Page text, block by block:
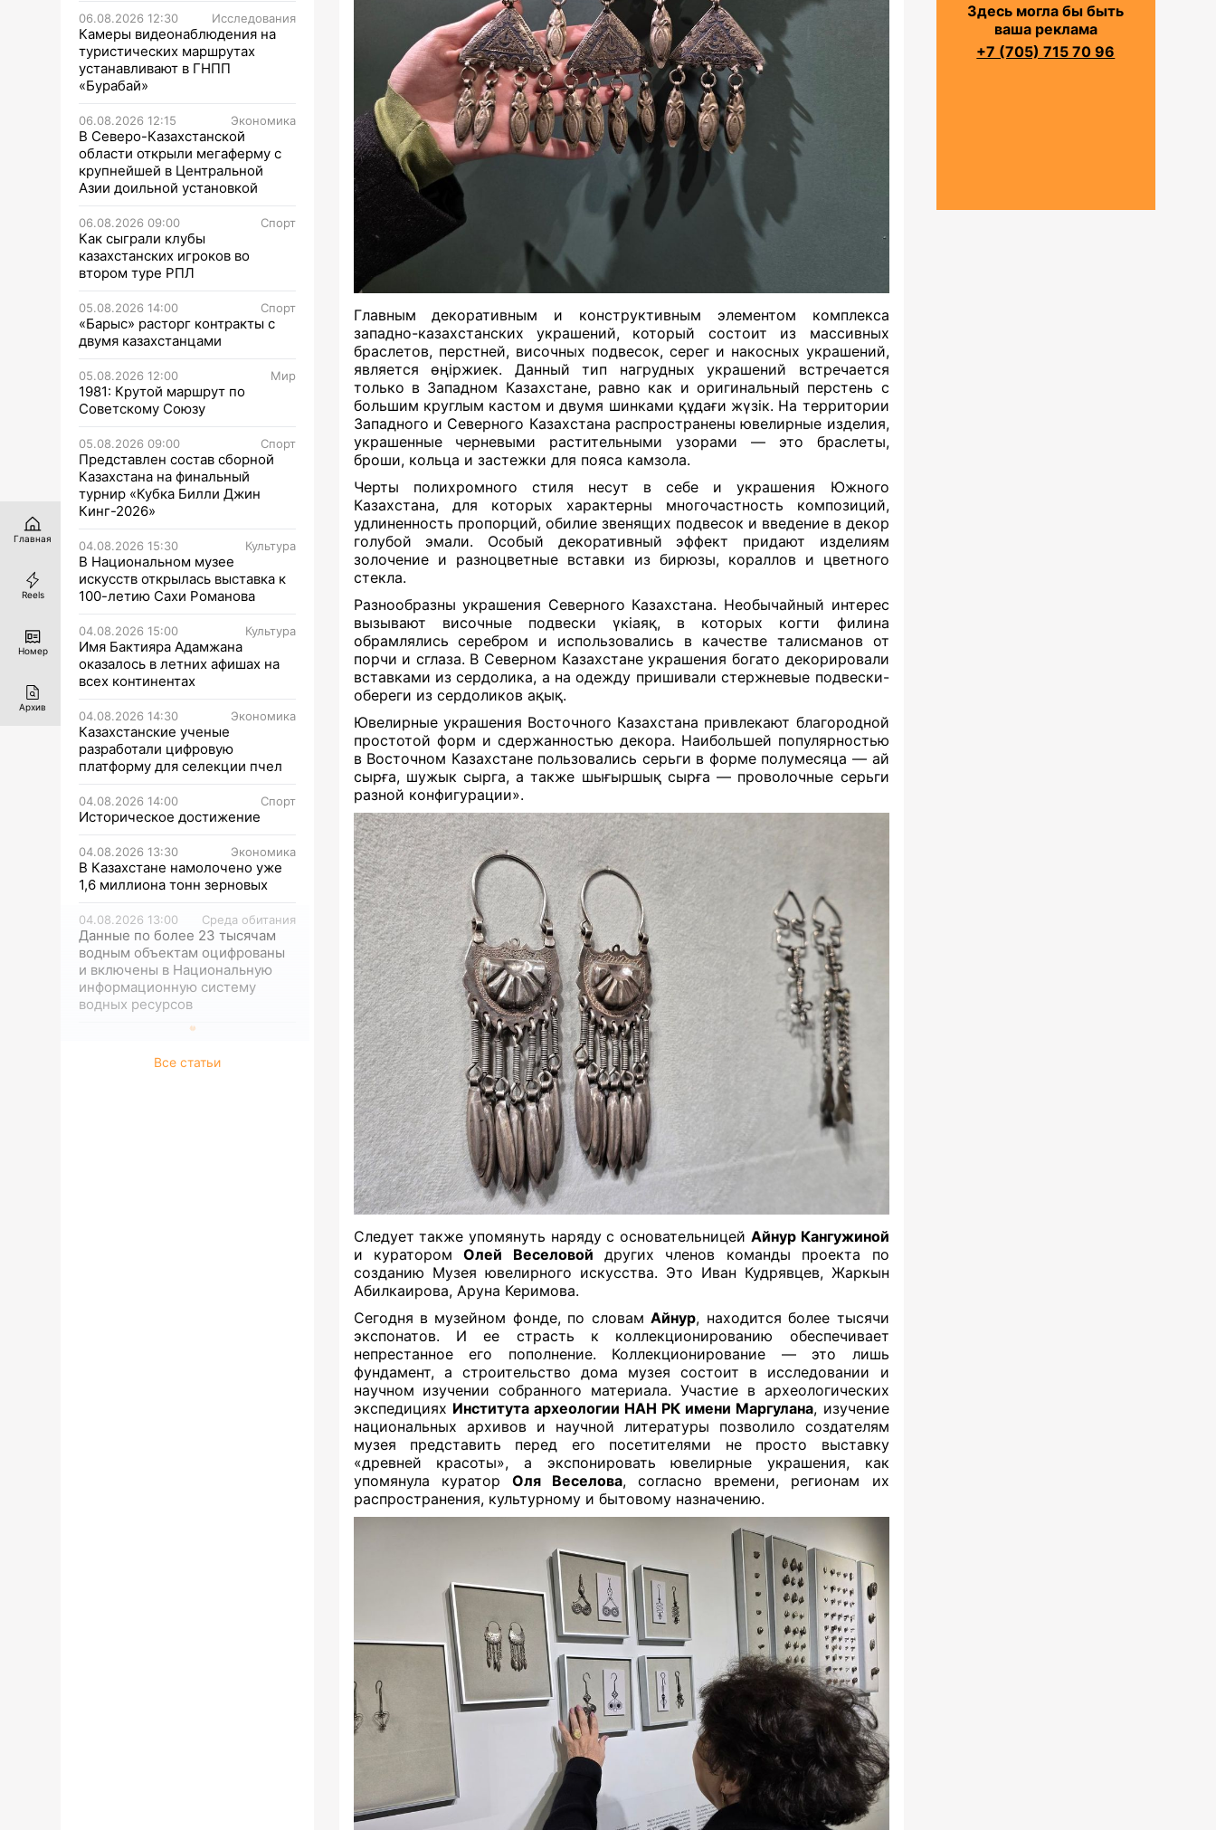
06.08.2026 12:30 Исследования
Камеры видеонаблюдения на
туристических маршрутах
устанавливают в ГНПП
«Бурабай»
06.08.2026 12:15 Экономика
В Северо-Казахстанской
области открыли мегаферму с
крупнейшей в Центральной
Азии доильной установкой
06.08.2026 09:00 Спорт
Как сыграли клубы
казахстанских игроков во
втором туре РПЛ
05.08.2026 14:00 Спорт
«Барыс» расторг контракты с
двумя казахстанцами
05.08.2026 12:00 Мир
1981: Крутой маршрут по
Советскому Союзу
05.08.2026 09:00 Спорт
Представлен состав сборной
Казахстана на финальный
турнир «Кубка Билли Джин
Кинг-2026»
04.08.2026 15:30 Культура
В Национальном музее
искусств открылась выставка к
100-летию Сахи Романова
04.08.2026 15:00 Культура
Имя Бактияра Адамжана
оказалось в летних афишах на
всех континентах
04.08.2026 14:30 Экономика
Казахстанские ученые
разработали цифровую
платформу для селекции пчел
04.08.2026 14:00 Спорт
Историческое достижение
04.08.2026 13:30 Экономика
В Казахстане намолочено уже
1,6 миллиона тонн зерновых
04.08.2026 13:00 Среда обитания
Данные по более 23 тысячам
водным объектам оцифрованы
и включены в Национальную
информационную систему
водных ресурсов
Все статьи
Главным декоративным и конструктивным элементом комплекса
западно-казахстанских украшений, который состоит из массивных
браслетов, перстней, височных подвесок, серег и накосных украшений,
является өңіржиек. Данный тип нагрудных украшений встречается
только в Западном Казахстане, равно как и оригинальный перстень с
большим круглым кастом и двумя шинками құдағи жүзік. На территории
Западного и Северного Казахстана распространены ювелирные изделия,
украшенные черневыми растительными узорами — это браслеты,
броши, кольца и застежки для пояса камзола.
Черты полихромного стиля несут в себе и украшения Южного
Казахстана, для которых характерны многочастность композиций,
удлиненность пропорций, обилие звенящих подвесок и введение в декор
голубой эмали. Особый декоративный эффект придают изделиям
золочение и разноцветные вставки из бирюзы, кораллов и цветного
стекла.
Разнообразны украшения Северного Казахстана. Необычайный интерес
вызывают височные подвески үкіаяқ, в которых когти филина
обрамлялись серебром и использовались в качестве талисманов от
порчи и сглаза. В Северном Казахстане украшения богато декорировали
вставками из сердолика, а на одежду пришивали стержневые подвески-
обереги из сердоликов ақық.
Ювелирные украшения Восточного Казахстана привлекают благородной
простотой форм и сдержанностью декора. Наибольшей популярностью
в Восточном Казахстане пользовались серьги в форме полумесяца — ай
сырға, шужык сырга, а также шығыршық сырға — проволочные серьги
разной конфигурации».
Следует также упомянуть наряду с основательницей Айнур Кангужиной
и кураторомОлей Веселовой других членов команды проекта по
созданию Музея ювелирного искусства. Это Иван Кудрявцев, Жаркын
Абилкаирова, Аруна Керимова.
Сегодня в музейном фонде, по словамАйнур, находится более тысячи
экспонатов. И ее страсть к коллекционированию обеспечивает
непрестанное его пополнение. Коллекционирование — это лишь
фундамент, а строительство дома музея состоит в исследовании и
научном изучении собранного материала. Участие в археологических
экспедициях Института археологии НАН РК имени Маргулана, изучение
национальных архивов и научной литературы позволило создателям
музея представить перед его посетителями не просто выставку
«древней красоты», а экспонировать ювелирные украшения, как
упомянула куратор Оля Веселова, согласно времени, регионам их
распространения, культурному и бытовому назначению.
Здесь могла бы быть
ваша реклама
+7 (705) 715 70 96
Главная
Reels
Номер
Архив